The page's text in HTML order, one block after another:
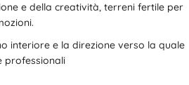
e della creatività, terreni fertile per
interiore e la direzione verso la quale
professionali